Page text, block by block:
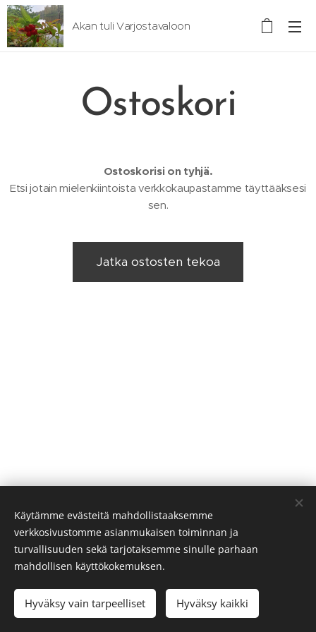
Akan tuli Varjostavaloon
Ostoskori
Ostoskorisi on tyhjä.
Etsi jotain mielenkiintoista verkkokaupastamme täyttääksesi
sen.
Jatka ostosten tekoa
LuotuWebnodella Evästeet
Käytämme evästeitä mahdollistaaksemme
verkkosivustomme asianmukaisen toiminnan ja
turvallisuuden sekä tarjotaksemme sinulle parhaan
mahdollisen käyttökokemuksen.
Hyväksy vain tarpeelliset Hyväksy kaikki